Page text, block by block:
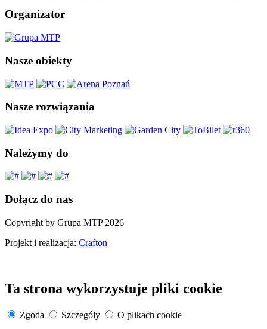
Organizator
Nasze obiekty
Nasze rozwiązania
Należymy do
Dołącz do nas
Copyright by Grupa MTP 2026
Projekt i realizacja: Crafton
Ta strona wykorzystuje pliki cookie
Zgoda Szczegóły
O plikach cookie